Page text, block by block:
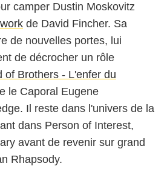
camper Dustin Moskovitz
de David Fincher. Sa
de nouvelles portes, lui
de décrocher un rôle
of Brothers - L'enfer du
le Caporal Eugene
Il reste dans l'univers de la
dans Person of Interest,
avant de revenir sur grand
Rhapsody.